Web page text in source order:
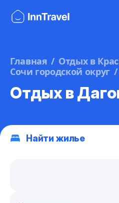
Главная
Отдых в
Сочи городской округ
Отдых в
Найти жилье